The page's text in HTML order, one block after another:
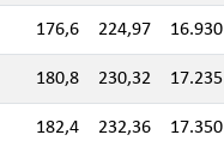
176,6 224,97 16.930
180,8 230,32 17.235
182,4 232,36 17.350